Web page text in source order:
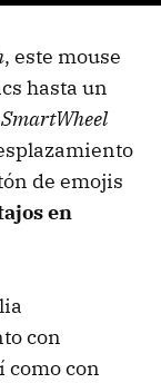
, este mouse
hasta un
SmartWheel
de emojis
en
con
como con